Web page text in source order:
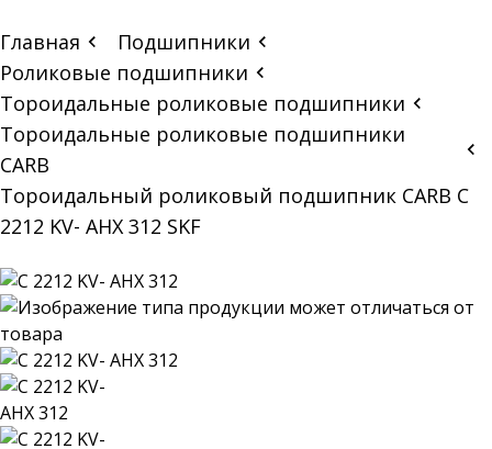
Главная
Подшипники
Роликовые подшипники
Тороидальные роликовые подшипники
Тороидальные роликовые подшипники
CARB
Тороидальный роликовый подшипник CARB C
2212 KV- AHX 312 SKF